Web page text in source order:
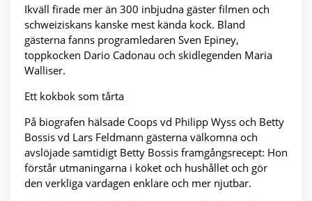
Ikväll firade mer än 300 inbjudna gäster filmen och
schweiziskans kanske mest kända kock. Bland
gästerna fanns programledaren Sven Epiney,
toppkocken Dario Cadonau och skidlegenden Maria
Walliser.
Ett kokbok som tårta
På biografen hälsade Coops vd Philipp Wyss och Betty
Bossis vd Lars Feldmann gästerna välkomna och
avslöjade samtidigt Betty Bossis framgångsrecept: Hon
förstår utmaningarna i köket och hushållet och gör
den verkliga vardagen enklare och mer njutbar.